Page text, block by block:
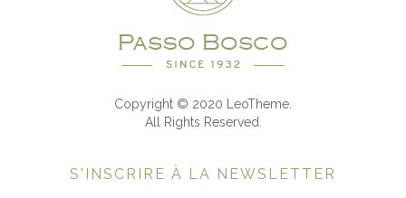
Copyright © 2020 LeoTheme.
All Rights Reserved.
S'INSCRIRE À LA NEWSLETTER